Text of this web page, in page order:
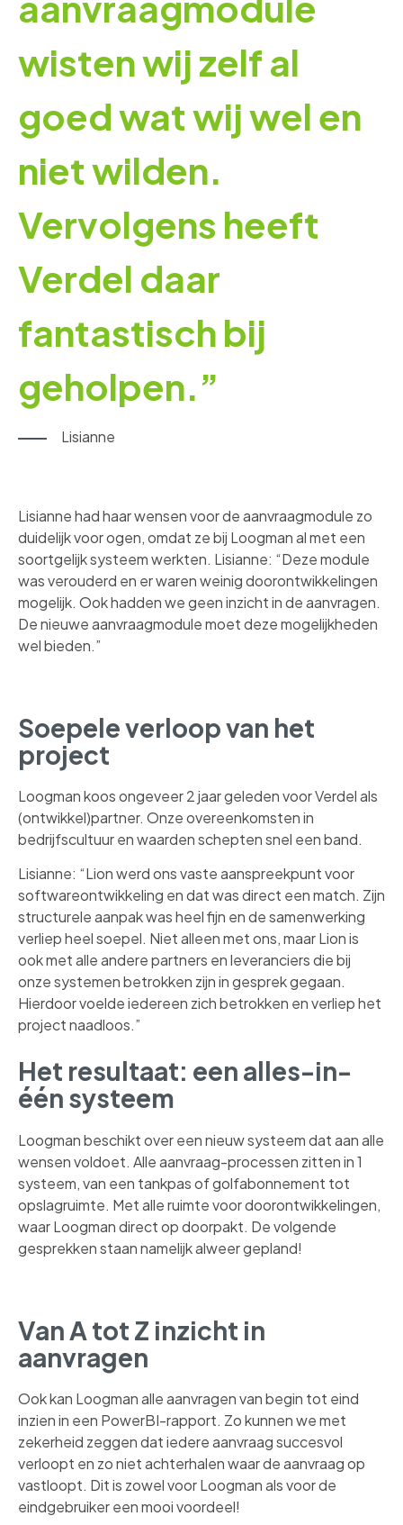
wisten wij zelf al
goed wat wij wel en
niet wilden.
Vervolgens heeft
Verdel daar
fantastisch bij
geholpen.”
Lisianne
Lisianne had haar wensen voor de aanvraagmodule zo
duidelijk voor ogen, omdat ze bij Loogman al met een
soortgelijk systeem werkten. Lisianne: “Deze module
was verouderd en er waren weinig doorontwikkelingen
mogelijk. Ook hadden we geen inzicht in de aanvragen.
De nieuwe aanvraagmodule moet deze mogelijkheden
wel bieden.”
Soepele verloop van het
project
Loogman koos ongeveer 2 jaar geleden voor Verdel als
(ontwikkel)partner. Onze overeenkomsten in
bedrijfscultuur en waarden schepten snel een band.
Lisianne: “Lion werd ons vaste aanspreekpunt voor
softwareontwikkeling en dat was direct een match. Zijn
structurele aanpak was heel fijn en de samenwerking
verliep heel soepel. Niet alleen met ons, maar Lion is
ook met alle andere partners en leveranciers die bij
onze systemen betrokken zijn in gesprek gegaan.
Hierdoor voelde iedereen zich betrokken en verliep het
project naadloos.”
Het resultaat: een alles-in-
één systeem
Loogman beschikt over een nieuw systeem dat aan alle
wensen voldoet. Alle aanvraag-processen zitten in 1
systeem, van een tankpas of golfabonnement tot
opslagruimte. Met alle ruimte voor doorontwikkelingen,
waar Loogman direct op doorpakt. De volgende
gesprekken staan namelijk alweer gepland!
Van A tot Z inzicht in
aanvragen
Ook kan Loogman alle aanvragen van begin tot eind
inzien in een PowerBI-rapport. Zo kunnen we met
zekerheid zeggen dat iedere aanvraag succesvol
verloopt en zo niet achterhalen waar de aanvraag op
vastloopt. Dit is zowel voor Loogman als voor de
eindgebruiker een mooi voordeel!